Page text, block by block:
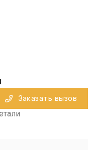
Заказать вызов